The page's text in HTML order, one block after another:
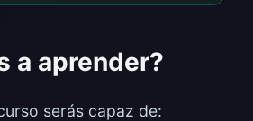
a aprender?
serás capaz de: